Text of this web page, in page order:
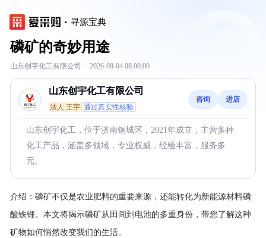
寻源宝典
磷矿的奇妙用途
山东创宇化工有限公司 · 2026-08-04 08:00:00
山东创宇化工有限公司
法人:王宇 通过真实性核验
咨询 进店
山东创宇化工，位于济南钢城区，2021年成立，主营多种
化工产品，涵盖多领域，专业权威，经验丰富，服务多
元。
介绍： 磷矿不仅是农业肥料的重要来源，还能转化为新能源材料磷
酸铁锂。本文将揭示磷矿从田间到电池的多重身份，带您了解这种
矿物如何悄然改变我们的生活。